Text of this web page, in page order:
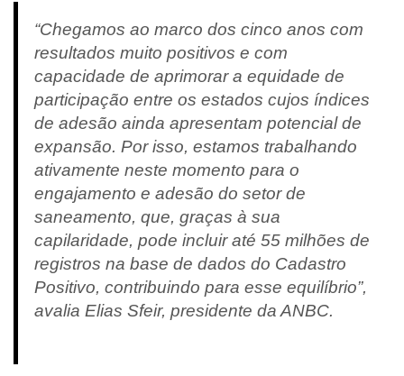
“Chegamos ao marco dos cinco anos com
resultados muito positivos e com
capacidade de aprimorar a equidade de
participação entre os estados cujos índices
de adesão ainda apresentam potencial de
expansão. Por isso, estamos trabalhando
ativamente neste momento para o
engajamento e adesão do setor de
saneamento, que, graças à sua
capilaridade, pode incluir até 55 milhões de
registros na base de dados do Cadastro
Positivo, contribuindo para esse equilíbrio”,
avalia Elias Sfeir, presidente da ANBC.